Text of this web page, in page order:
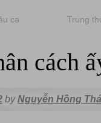
ca
Trung
cách
by Nguyễn Hồng